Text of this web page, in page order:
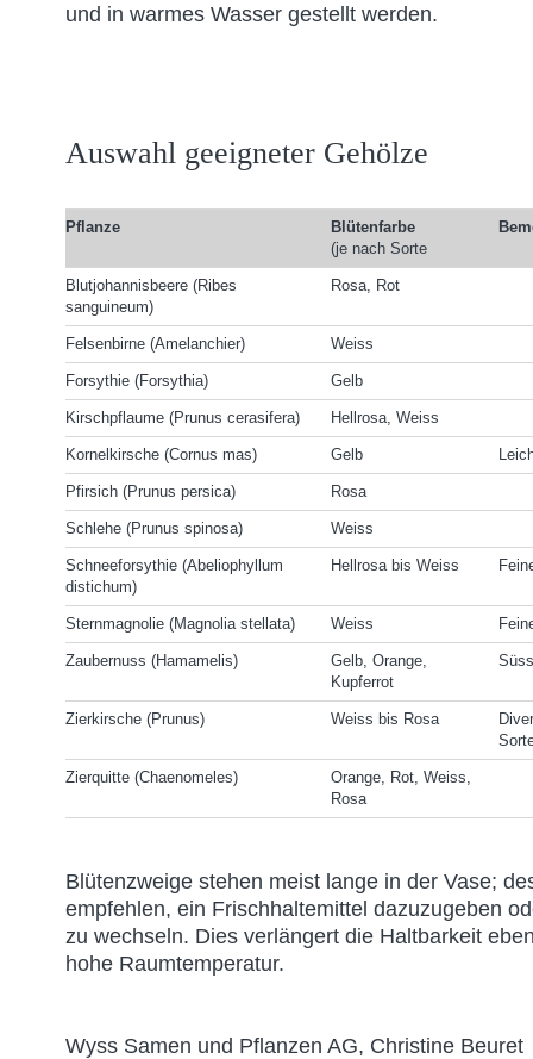
und in warmes Wasser gestellt werden.
Auswahl geeigneter Gehölze
Pflanze
Blütenfarbe
(je nach Sorte
Blutjohannisbeere (Ribes
sanguineum)
Rosa, Rot
Felsenbirne (Amelanchier) Weiss
Forsythie (Forsythia) Gelb
Kirschpflaume (Prunus cerasifera) Hellrosa, Weiss
Kornelkirsche (Cornus mas) Gelb
Pfirsich (Prunus persica) Rosa
Schlehe (Prunus spinosa) Weiss
Schneeforsythie (Abeliophyllum
distichum)
Hellrosa bis Weiss
Sternmagnolie (Magnolia stellata) Weiss
Zaubernuss (Hamamelis)
Gelb, Orange,
Kupferrot
Zierkirsche (Prunus) Weiss bis Rosa
Zierquitte (Chaenomeles)
Orange, Rot, Weiss,
Rosa
Blütenzweige stehen meist lange in der Vase;
empfehlen, ein Frischhaltemittel dazuzugeben
zu wechseln. Dies verlängert die Haltbarkeit
hohe Raumtemperatur.
Wyss Samen und Pflanzen AG, Christine